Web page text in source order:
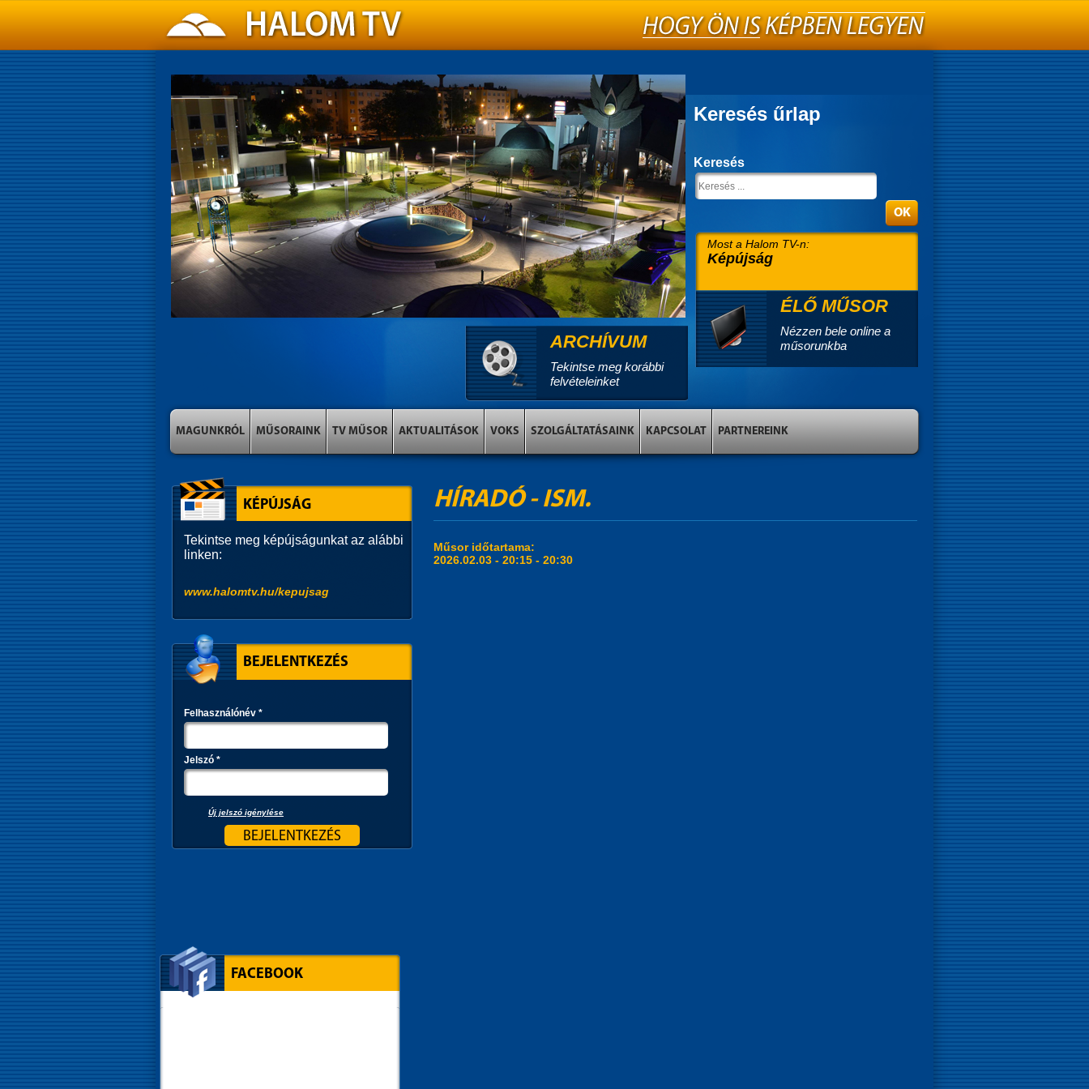
Keresés űrlap
Keresés
Most a Halom TV-n:
Képújság
ÉLŐ MŰSOR
Nézzen bele online a
műsorunkba
ARCHÍVUM
Tekintse meg korábbi
felvételeinket
MAGUNKRÓL MŰSORAINK TV MŰSOR AKTUALITÁSOK VOKS SZOLGÁLTATÁSAINK KAPCSOLAT PARTNEREINK
HÍRADÓ - ISM.
Műsor időtartama:
2026.02.03 - 20:15 - 20:30
KÉPÚJSÁG
Tekintse meg képújságunkat az alábbi
linken:
www.halomtv.hu/kepujsag
BEJELENTKEZÉS
Felhasználónév *
Jelszó *
Új jelszó igénylése
FACEBOOK